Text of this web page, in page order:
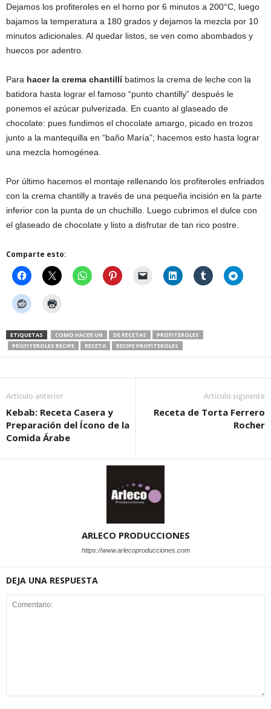
Dejamos los profiteroles en el horno por 6 minutos a 200°C, luego
bajamos la temperatura a 180 grados y dejamos la mezcla por 10
minutos adicionales. Al quedar listos, se ven como abombados y
huecos por adentro.
Para hacer la crema chantillíbatimos la crema de leche con la
batidora hasta lograr el famoso “punto chantilly” después le
ponemos el azúcar pulverizada. En cuanto al glaseado de
chocolate: pues fundimos el chocolate amargo, picado en trozos
junto a la mantequilla en “baño María”; hacemos esto hasta lograr
una mezcla homogénea.
Por último hacemos el montaje rellenando los profiteroles enfriados
con la crema chantilly a través de una pequeña incisión en la parte
inferior con la punta de un chuchillo. Luego cubrimos el dulce con
el glaseado de chocolate y listo a disfrutar de tan rico postre.
Comparte esto:
ETIQUETAS COMO HACER UN DE RECETAS
PROFITEROLES
PROFITEROLES RECIPE
RECETA RECIPE PROFITEROLES
Artículo anterior
Kebab: Receta Casera y
Preparación del Ícono de la
Comida Árabe
Artículo siguiente
Receta de Torta Ferrero
Rocher
ARLECO PRODUCCIONES
https://www.arlecoproducciones.com
DEJA UNA RESPUESTA